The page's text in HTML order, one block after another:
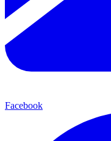
Facebook